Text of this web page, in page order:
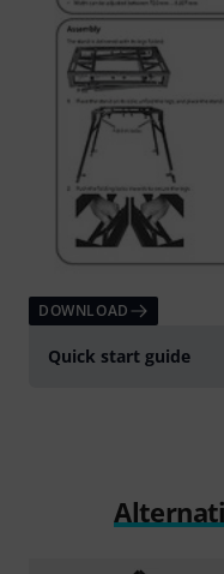
DOWNLOAD
Quick start guide